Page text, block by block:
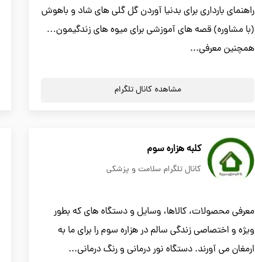
راهنمای بارداری برای بدنیا آوردن گل گلی های شاد و باهوش
(با مشاوره) قصه های آموزشی برای میوه های زندگیمون…
همچنین معرفی...
مشاهده کانال تلگرام
کلبه هزاره سوم
کانال تلگرام سلامت و پزشکی
معرفی محصولات، کالاها، وسایل و دستگاه های که بطور
ویژه و اختصاصی زندگی سالم در هزاره سوم را برای ما به
ارمغان می آورند. دستگاه نور درمانی و رنگ درمانی...